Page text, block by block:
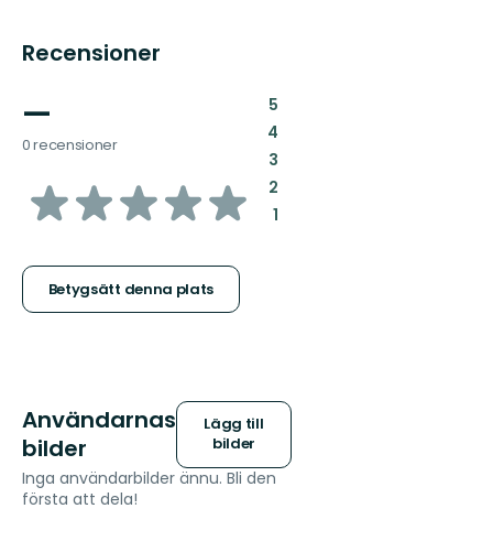
Recensioner
—
0 recensioner
av
stjärnor
Betygsätt denna plats
5:
4:
3:
2:
1:
Användarnas
bilder
Lägg till
bilder
Inga användarbilder ännu. Bli den
första att dela!